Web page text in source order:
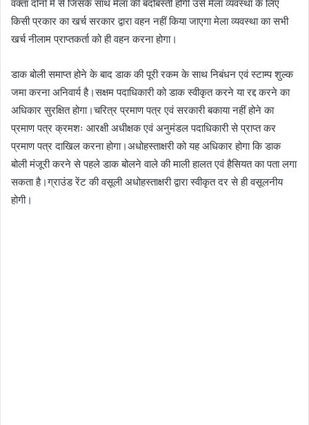
वक्ता दोनों में से जिसके साथ मेला की बंदोबस्ती होगी उसे मेला व्यवस्था के लिए
किसी प्रकार का खर्च सरकार द्वारा वहन नहीं किया जाएगा मेला व्यवस्था का सभी
खर्च नीलाम प्राप्तकर्ता को ही वहन करना होगा।
डाक बोली समाप्त होने के बाद डाक की पूरी रकम के साथ निबंधन एवं स्टाम्प शुल्क
जमा करना अनिवार्य है।सक्षम पदाधिकारी को डाक स्वीकृत करने या रद्द करने का
अधिकार सुरक्षित होगा।चरित्र प्रमाण पत्र एवं सरकारी बकाया नहीं होने का
प्रमाण पत्र क्रमशः आरक्षी अधीक्षक एवं अनुमंडल पदाधिकारी से प्राप्त कर
प्रमाण पत्र दाखिल करना होगा।अधोहस्ताक्षरी को यह अधिकार होगा कि डाक
बोली मंजूरी करने से पहले डाक बोलने वाले की माली हालत एवं हैसियत का पता लगा
सकता है।ग्राउंड रेंट की वसूली अधोहस्ताक्षरी द्वारा स्वीकृत दर से ही वसूलनीय
होगी।